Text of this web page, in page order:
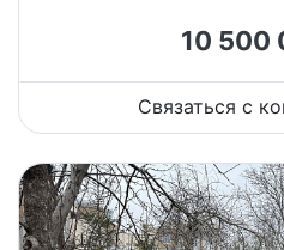
10 500
Связаться с